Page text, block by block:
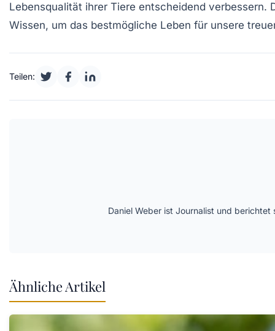
Lebensqualität ihrer Tiere entscheidend
Wissen, um das bestmögliche Leben für unsere
Teilen:
Daniel Weber ist Journalist und
Ähnliche Artikel